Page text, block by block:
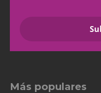
Más populares